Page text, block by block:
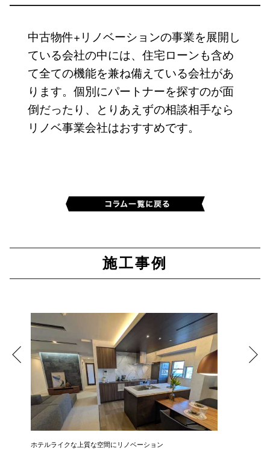
中古物件+リノベーションの事業を展開し
ている会社の中には、住宅ローンも含め
て全ての機能を兼ね備えている会社があ
ります。個別にパートナーを探すのが面
倒だったり、とりあえずの相談相手なら
リノベ事業会社はおすすめです。
施工事例
ホテルライクな上質な空間にリノベーション